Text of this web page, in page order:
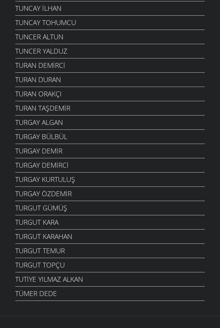
TUNCAY İLHAN
TUNCAY TOHUMCU
TUNCER ALTUN
TUNCER YALDUZ
TURAN DEMIRCI
TURAN DURAN
TURAN ORAKÇI
TURAN TAŞDEMIR
TURGAY ALGAN
TURGAY BÜLBÜL
TURGAY DEMIR
TURGAY DEMIRCI
TURGAY KURTULUŞ
TURGAY ÖZDEMIR
TURGUT GÜMÜŞ
TURGUT KARA
TURGUT KARAHAN
TURGUT TEMUR
TURGUT TOPÇU
TUTIYE YILMAZ ALKAN
TÜMER DEDE